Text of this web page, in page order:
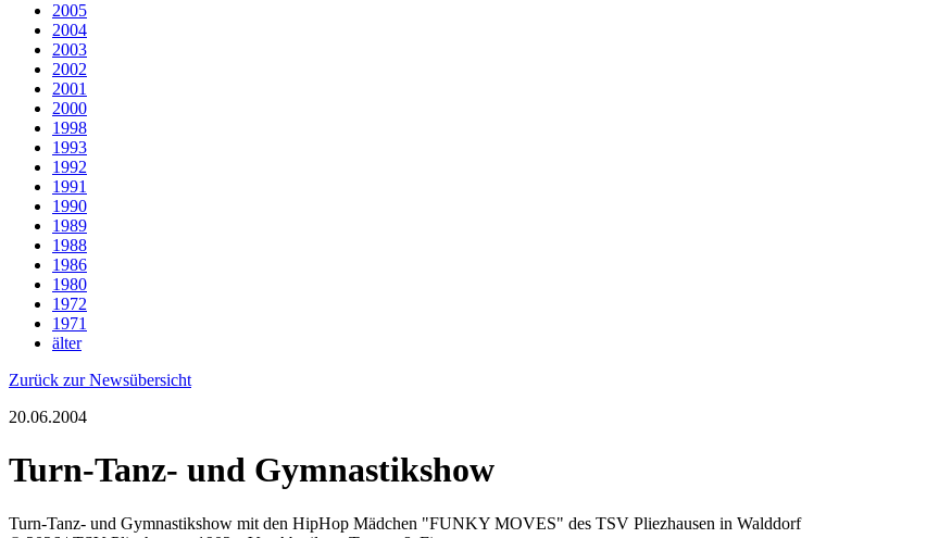
2005
2004
2003
2002
2001
2000
1998
1993
1992
1991
1990
1989
1988
1986
1980
1972
1971
älter
Zurück zur Newsübersicht
20.06.2004
Turn-Tanz- und Gymnastikshow
Turn-Tanz- und Gymnastikshow mit den HipHop Mädchen "FUNKY MOVES" des TSV Pliezhausen in Walddorf